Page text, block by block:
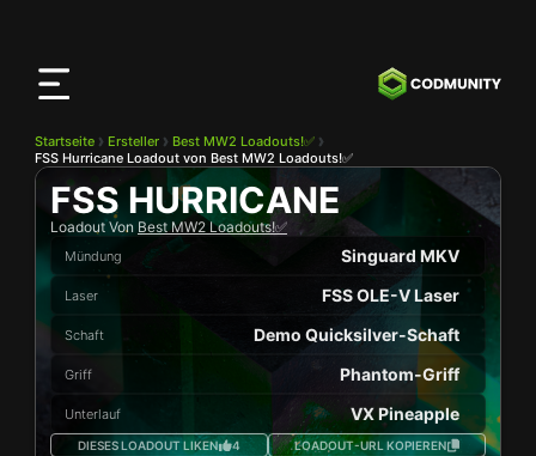
Startseite Ersteller
Best MW2 Loadouts!✅
FSS Hurricane Loadout von Best MW2 Loadouts!✅
FSS HURRICANE
Loadout Von Best MW2 Loadouts!✅
Mündung Singuard MKV
Laser FSS OLE-V Laser
Schaft Demo Quicksilver-Schaft
Griff Phantom-Griff
Unterlauf VX Pineapple
DIESES LOADOUT LIKEN 4 LOADOUT-URL KOPIEREN